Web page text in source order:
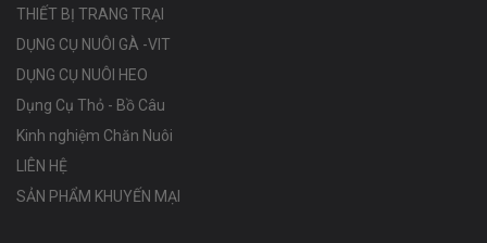
THIẾT BỊ TRANG TRẠI
DỤNG CỤ NUÔI GÀ -VIT
DỤNG CỤ NUÔI HEO
Dụng Cụ Thỏ - Bồ Câu
Kinh nghiệm Chăn Nuôi
LIÊN HỆ
SẢN PHẨM KHUYẾN MẠI